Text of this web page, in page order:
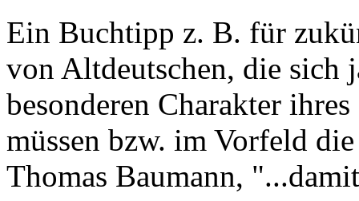
Ein Buchtipp z. B. für
von Altdeutschen, die sich
besonderen Charakter
müssen bzw. im Vorfeld
Thomas Baumann,